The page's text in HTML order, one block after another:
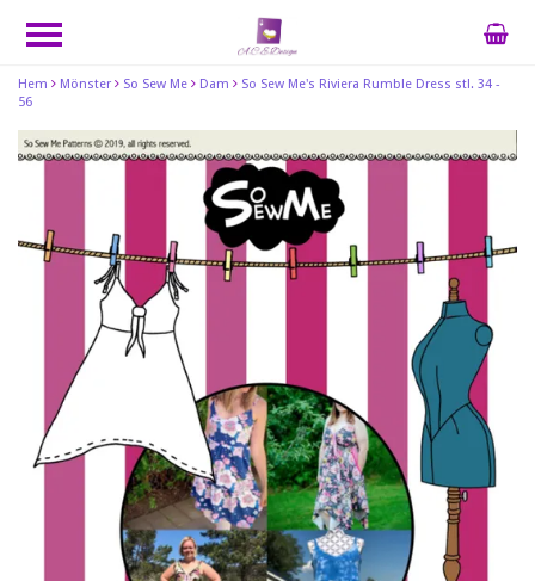
Hem Mönster So Sew Me Dam
So Sew Me's Riviera Rumble Dress stl. 34 -
56